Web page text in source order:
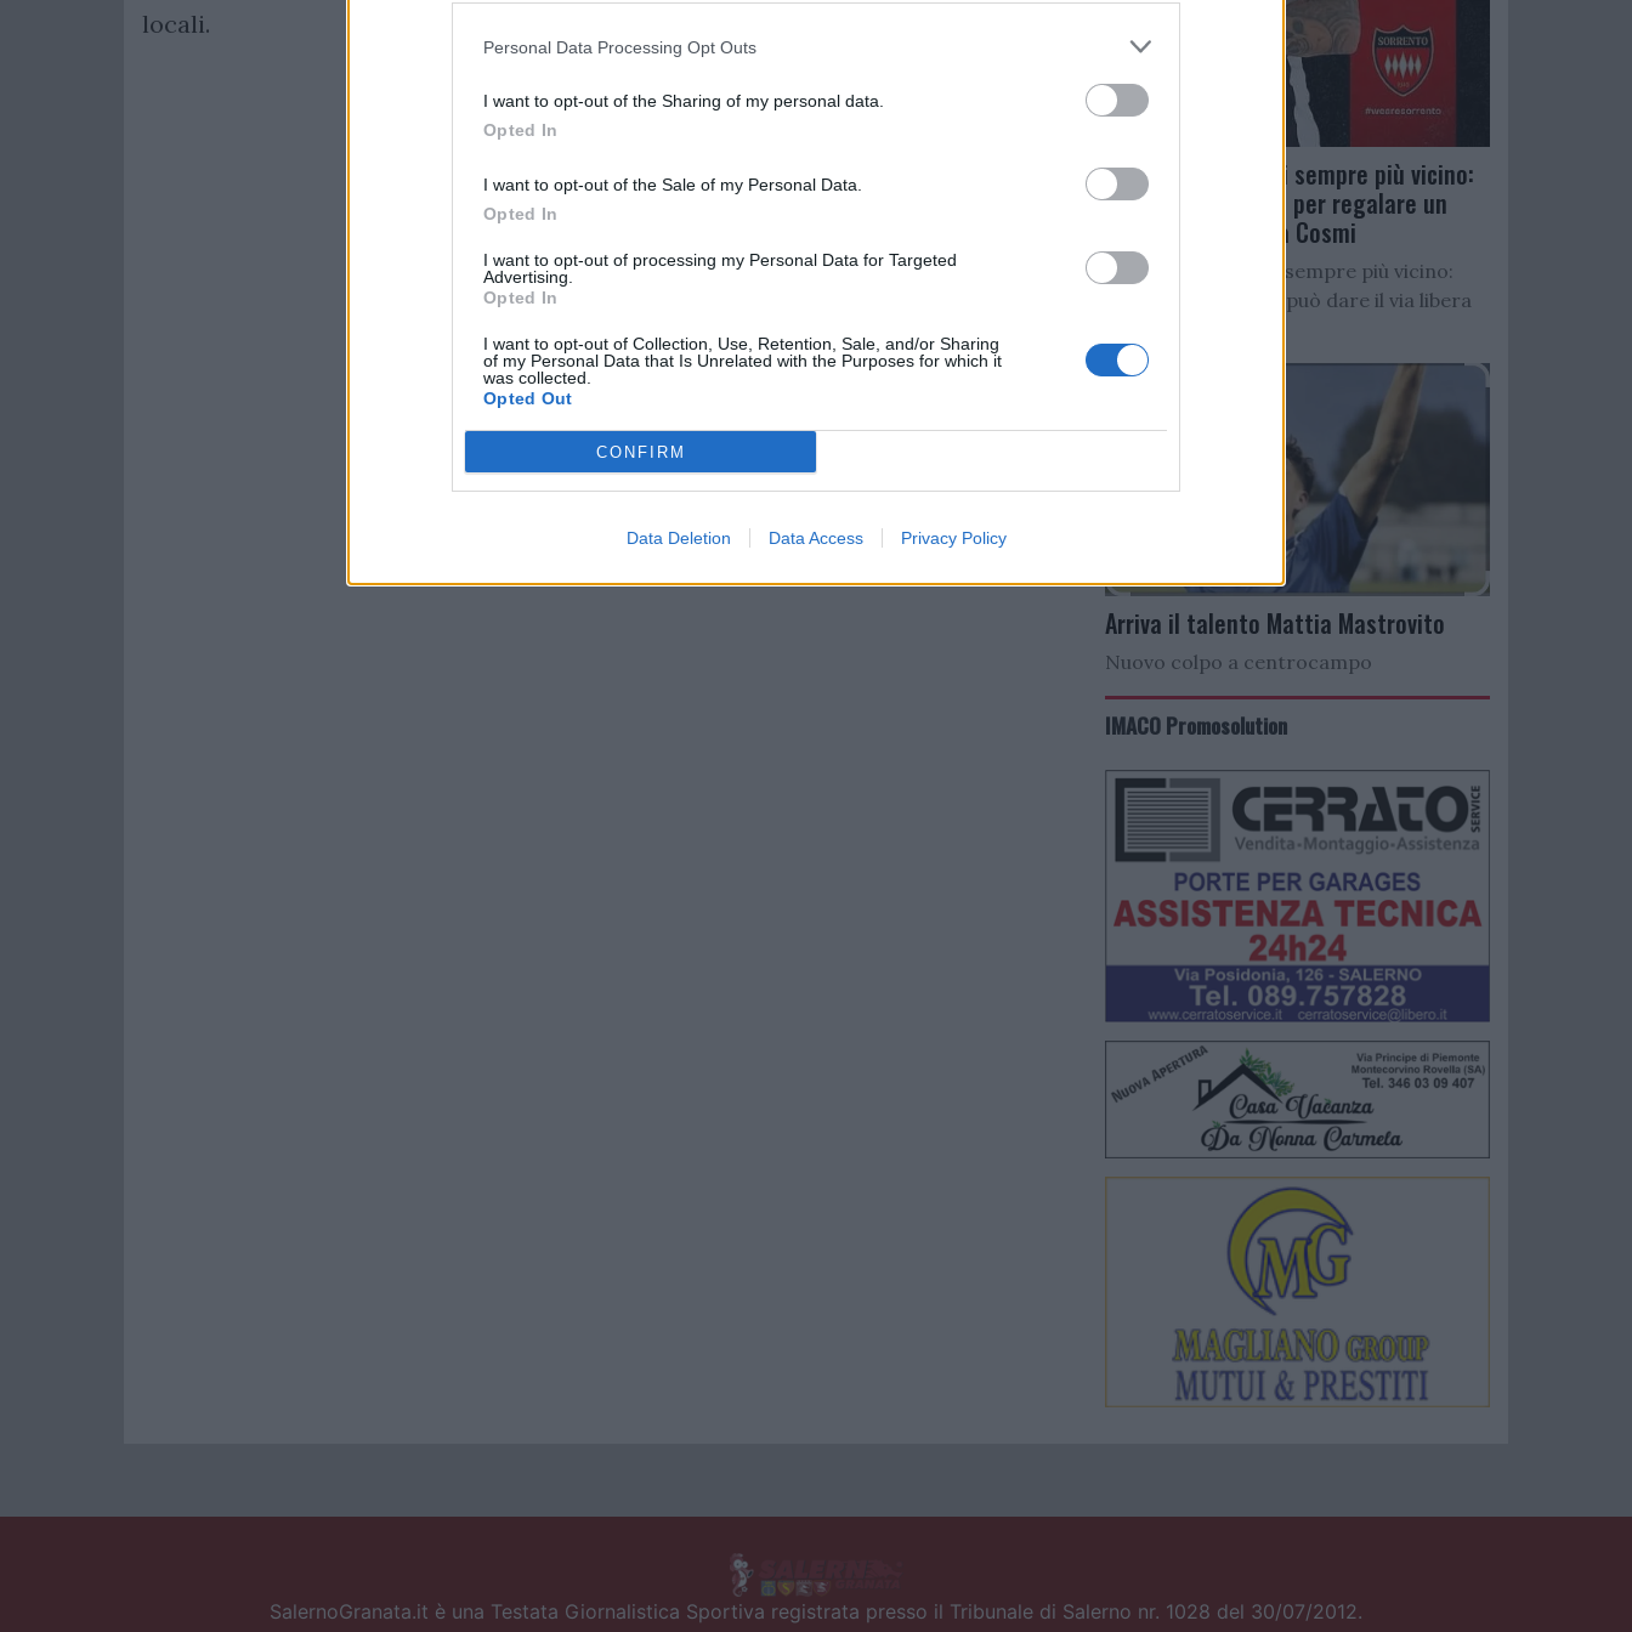
Personal Data Processing Opt Outs
I want to opt-out of the Sharing of my personal data.
Opted In
I want to opt-out of the Sale of my Personal Data.
Opted In
I want to opt-out of processing my Personal Data for Targeted
Advertising.
Opted In
I want to opt-out of Collection, Use, Retention, Sale, and/or Sharing
of my Personal Data that Is Unrelated with the Purposes for which it
was collected.
Opted Out
CONFIRM
Data Deletion Data Access Privacy Policy
locali.
Salernitana, D’Ursi sempre più vicino:
Faggiano accelera per regalare un
altro attaccante a Cosmi
Salernitana, D’Ursi sempre più vicino:
Starita al Sorrento può dare il via libera
Arriva il talento Mattia Mastrovito
Nuovo colpo a centrocampo
IMACO Promosolution
SalernoGranata.it è una Testata Giornalistica Sportiva registrata presso il Tribunale di Salerno nr. 1028 del 30/07/2012.